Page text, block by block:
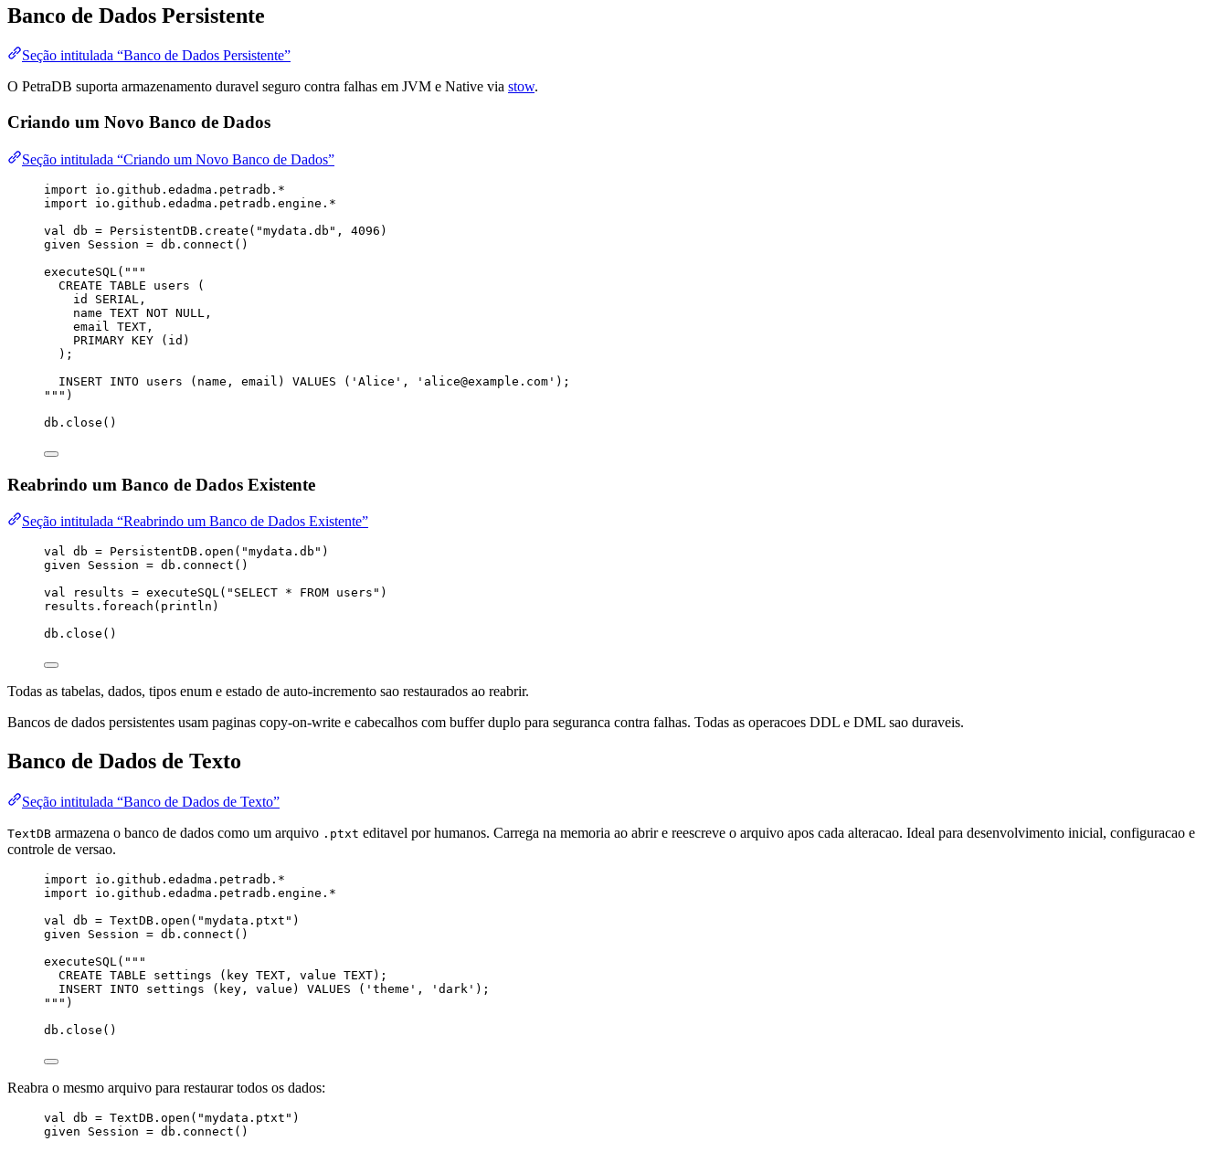
Banco de Dados Persistente
Seção intitulada “Banco de Dados Persistente”
O PetraDB suporta armazenamento duravel seguro contra falhas em JVM e Native via stow.
Criando um Novo Banco de Dados
Seção intitulada “Criando um Novo Banco de Dados”
import io.github.edadma.petradb.*
import io.github.edadma.petradb.engine.*
val
db = PersistentDB .create( "mydata.db " , 4096 )
given
Session = db.connect()
executeSQL( """
CREATE TABLE users (
id SERIAL,
name TEXT NOT NULL,
email TEXT,
PRIMARY KEY (id)
);
INSERT INTO users (name, email) VALUES ('Alice', 'alice@example.com');
""" )
db.close()
Reabrindo um Banco de Dados Existente
Seção intitulada “Reabrindo um Banco de Dados Existente”
val db = PersistentDB .open( "mydata.db " )
given
Session = db.connect()
val
results = executeSQL( " SELECT * FROM users " )
results.foreach(println)
db.close()
Todas as tabelas, dados, tipos enum e estado de auto-incremento sao restaurados ao reabrir.
Bancos de dados persistentes usam paginas copy-on-write e cabecalhos com buffer duplo para seguranca contra falhas. Todas as operacoes DDL e DML sao duraveis.
Banco de Dados de Texto
Seção intitulada “Banco de Dados de Texto”
TextDB armazena o banco de dados como um arquivo .ptxt editavel por humanos. Carrega na memoria ao abrir e reescreve o arquivo apos cada alteracao. Ideal para desenvolvimento inicial, configuracao e
controle de versao.
import io.github.edadma.petradb.*
import io.github.edadma.petradb.engine.*
val db = TextDB .open( "mydata.ptxt " )
given
Session = db.connect()
executeSQL( """
CREATE TABLE settings (key TEXT, value TEXT);
INSERT INTO settings (key, value) VALUES ('theme', 'dark');
""" )
db.close()
Reabra o mesmo arquivo para restaurar todos os dados:
val db = TextDB .open( "mydata.ptxt " )
given
Session = db.connect()